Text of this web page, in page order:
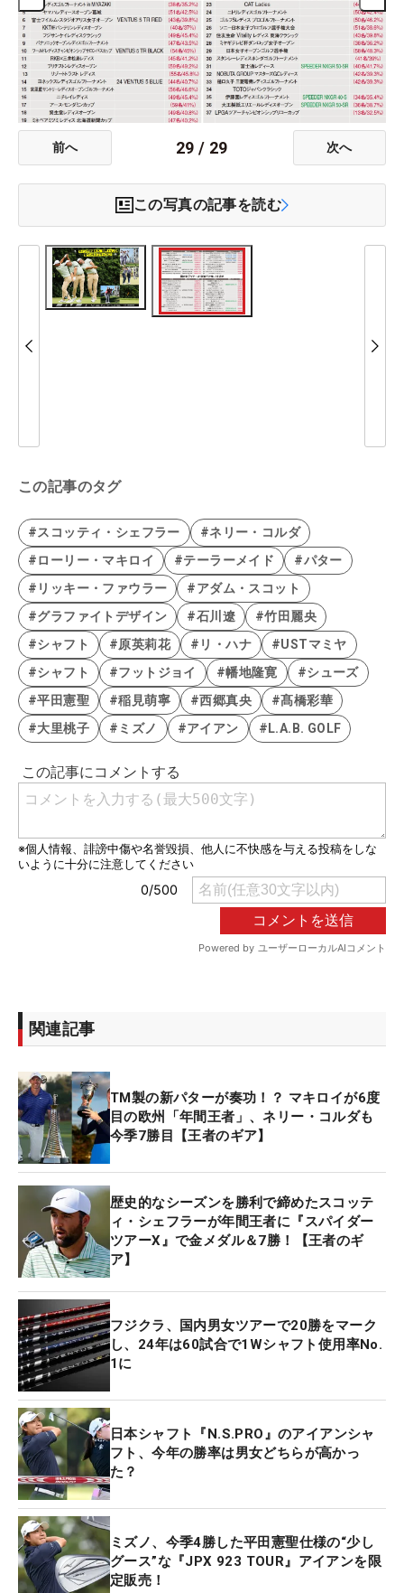
前へ 29 / 29 次へ
この写真の記事を読む
この記事のタグ
#スコッティ・シェフラー
#ネリー・コルダ
#ローリー・マキロイ
#テーラーメイド
#パター
#リッキー・ファウラー
#アダム・スコット
#グラファイトデザイン
#石川遼
#竹田麗央
#シャフト
#原英莉花 #リ・ハナ
#USTマミヤ
#シャフト
#フットジョイ #幡地隆寛
#シューズ
#平田憲聖
#稲見萌寧 #西郷真央
#髙橋彩華
#大里桃子
#ミズノ #アイアン #L.A.B. GOLF
関連記事
TM製の新パターが奏功！？ マキロイが6度
目の欧州「年間王者」、ネリー・コルダも
今季7勝目【王者のギア】
歴史的なシーズンを勝利で締めたスコッテ
ィ・シェフラーが年間王者に『スパイダー
ツアーX』で金メダル＆7勝！【王者のギ
ア】
フジクラ、国内男女ツアーで20勝をマーク
し、24年は60試合で1Wシャフト使用率No.
1に
日本シャフト『N.S.PRO』のアイアンシャ
フト、今年の勝率は男女どちらが高かっ
た？
ミズノ、今季4勝した平田憲聖仕様の“少し
グース”な『JPX 923 TOUR』アイアンを限
定販売！